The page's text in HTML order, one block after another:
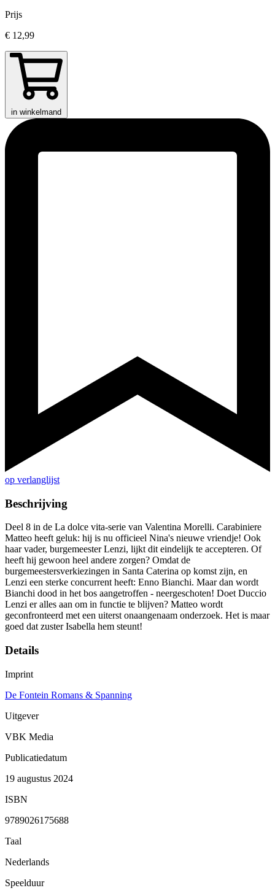
Prijs
€ 12,99
in winkelmand
op verlanglijst
Beschrijving
Deel 8 in de La dolce vita-serie van Valentina Morelli. Carabiniere
Matteo heeft geluk: hij is nu officieel Nina's nieuwe vriendje! Ook
haar vader, burgemeester Lenzi, lijkt dit eindelijk te accepteren. Of
heeft hij gewoon heel andere zorgen? Omdat de
burgemeestersverkiezingen in Santa Caterina op komst zijn, en
Lenzi een sterke concurrent heeft: Enno Bianchi. Maar dan wordt
Bianchi dood in het bos aangetroffen - neergeschoten! Doet Duccio
Lenzi er alles aan om in functie te blijven? Matteo wordt
geconfronteerd met een uiterst onaangenaam onderzoek. Het is maar
goed dat zuster Isabella hem steunt!
Details
Imprint
De Fontein Romans & Spanning
Uitgever
VBK Media
Publicatiedatum
19 augustus 2024
ISBN
9789026175688
Taal
Nederlands
Speelduur